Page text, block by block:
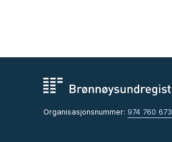
Organisasjonsnummer: 974 760 673